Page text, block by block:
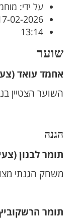
על ידי:
02-2026
13:14
שוער
אחמד עואד
השוער הצטיין
הגנה
תומר לבנון
משחק הגנתי
תומר